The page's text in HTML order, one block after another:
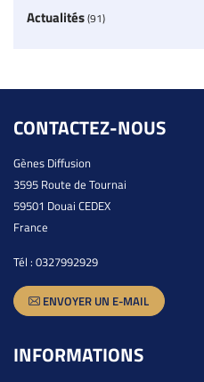
Actualités(91)
CONTACTEZ-NOUS
Gènes Diffusion
3595 Route de Tournai
59501 Douai CEDEX
France
Tél : 0327992929
ENVOYER UN E-MAIL
INFORMATIONS